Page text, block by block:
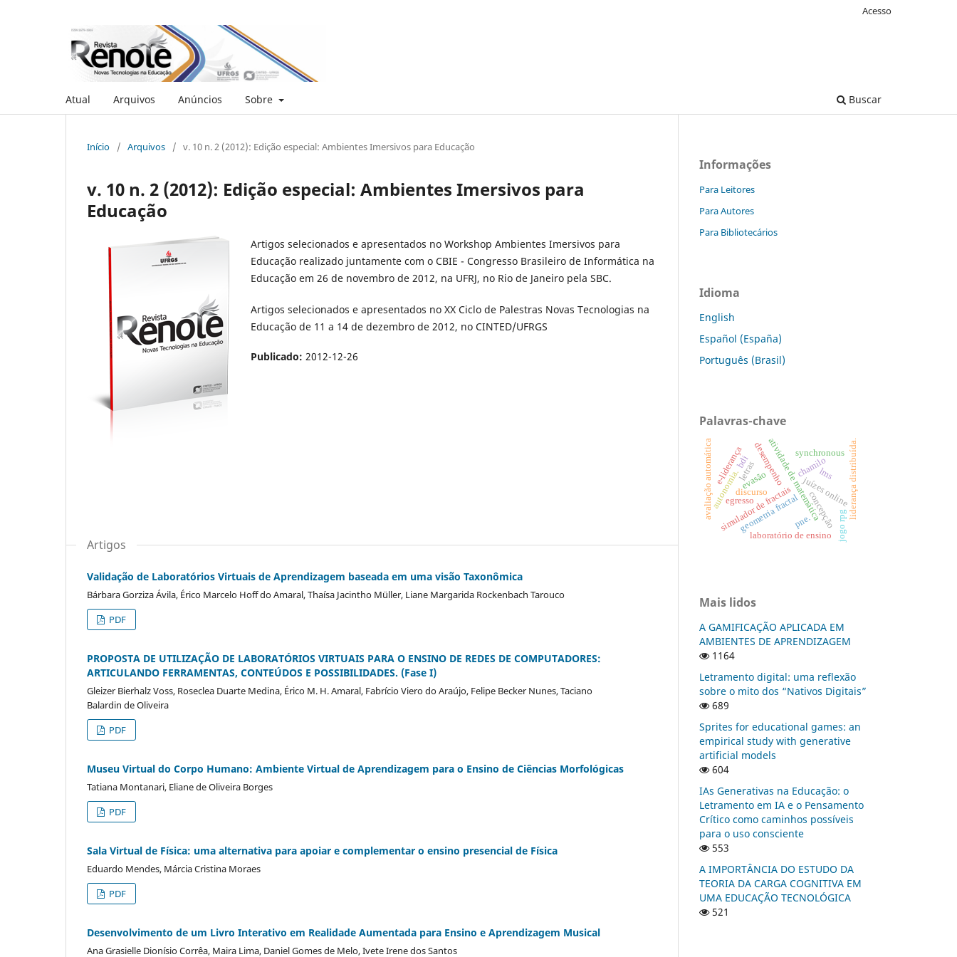
Atual Arquivos Anúncios Sobre Buscar
Acesso
Início / Arquivos / v. 10 n. 2 (2012): Edição especial: Ambientes Imersivos para Educação
v. 10 n. 2 (2012): Edição especial: Ambientes Imersivos para
Educação
Artigos selecionados e apresentados no Workshop Ambientes Imersivos para
Educação realizado juntamente com o CBIE - Congresso Brasileiro de Informática na
Educação em 26 de novembro de 2012, na UFRJ, no Rio de Janeiro pela SBC.
Artigos selecionados e apresentados no XX Ciclo de Palestras Novas Tecnologias na
Educação de 11 a 14 de dezembro de 2012, no CINTED/UFRGS
Publicado: 2012-12-26
Artigos
Validação de Laboratórios Virtuais de Aprendizagem baseada em uma visão Taxonômica
Bárbara Gorziza Ávila, Érico Marcelo Hoff do Amaral, Thaísa Jacintho Müller, Liane Margarida Rockenbach Tarouco
PDF
PROPOSTA DE UTILIZAÇÃO DE LABORATÓRIOS VIRTUAIS PARA O ENSINO DE REDES DE COMPUTADORES:
ARTICULANDO FERRAMENTAS, CONTEÚDOS E POSSIBILIDADES. (Fase I)
Gleizer Bierhalz Voss, Roseclea Duarte Medina, Érico M. H. Amaral, Fabrício Viero do Araújo, Felipe Becker Nunes, Taciano
Balardin de Oliveira
PDF
Museu Virtual do Corpo Humano: Ambiente Virtual de Aprendizagem para o Ensino de Ciências Morfológicas
Tatiana Montanari, Eliane de Oliveira Borges
PDF
Sala Virtual de Física: uma alternativa para apoiar e complementar o ensino presencial de Física
Eduardo Mendes, Márcia Cristina Moraes
PDF
Desenvolvimento de um Livro Interativo em Realidade Aumentada para Ensino e Aprendizagem Musical
Ana Grasielle Dionísio Corrêa, Maira Lima, Daniel Gomes de Melo, Ivete Irene dos Santos
Informações
Para Leitores
Para Autores
Para Bibliotecários
Idioma
English
Español (España)
Português (Brasil)
Palavras-chave
evasão
egresso atividade de matemática
simulador de fractais
geometria fractal
autonomia. juízes online
avaliação automática concepção
chamilo
laboratório de ensino
lms
e-liderança liderança distribuída.
desempenho
jogo rpg
pne.
synchronous
discurso
letras
bdi
Mais lidos
A GAMIFICAÇÃO APLICADA EM
AMBIENTES DE APRENDIZAGEM
1164
Letramento digital: uma reflexão
sobre o mito dos “Nativos Digitais”
689
Sprites for educational games: an
empirical study with generative
artificial models
604
IAs Generativas na Educação: o
Letramento em IA e o Pensamento
Crítico como caminhos possíveis
para o uso consciente
553
A IMPORTÂNCIA DO ESTUDO DA
TEORIA DA CARGA COGNITIVA EM
UMA EDUCAÇÃO TECNOLÓGICA
521